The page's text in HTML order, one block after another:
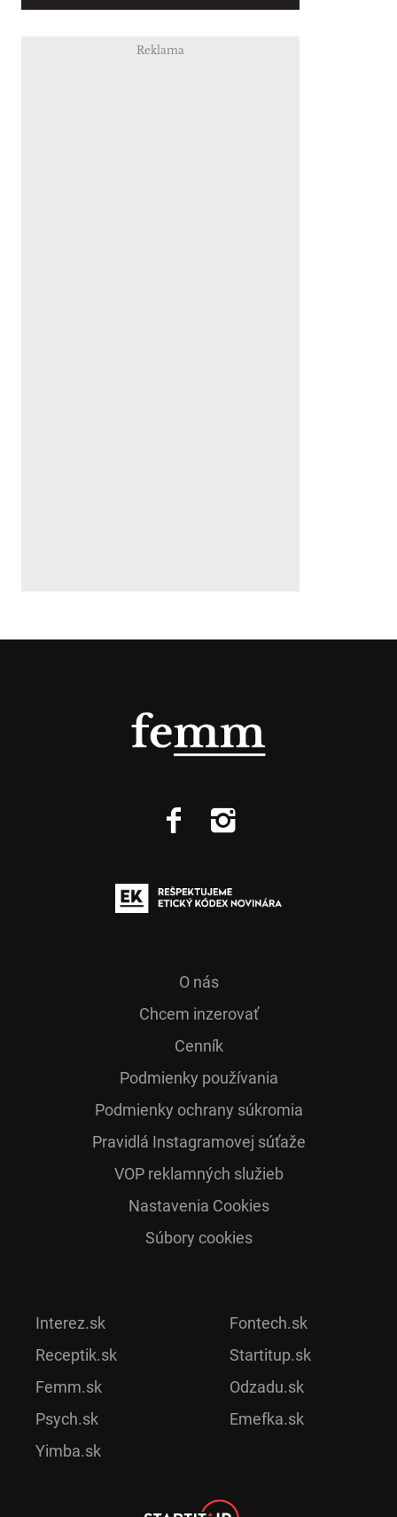
Reklama
O nás
Chcem inzerovať
Cenník
Podmienky používania
Podmienky ochrany súkromia
Pra­vidlá Ins­ta­gra­mo­vej sú­ťaže
VOP reklamných služieb
Nastavenia Cookies
Súbory cookies
Interez.sk
Receptik.sk
Femm.sk
Psych.sk
Yimba.sk
Fontech.sk
Startitup.sk
Odzadu.sk
Emefka.sk